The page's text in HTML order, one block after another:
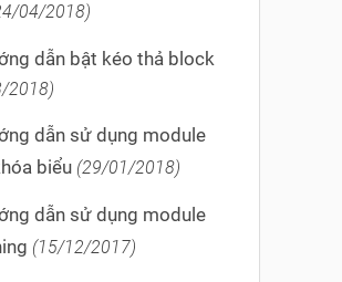
04/2018)
dẫn bật kéo thả block
2018)
dẫn sử dụng module
biểu (29/01/2018)
dẫn sử dụng module
(15/12/2017)